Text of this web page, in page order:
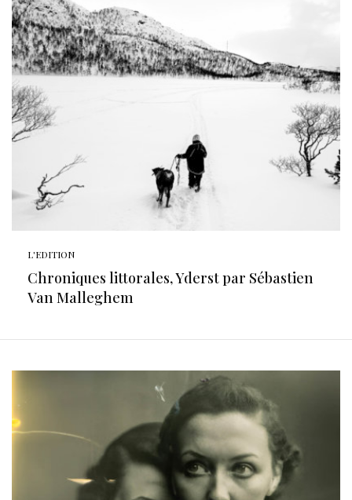
L'EDITION
Chroniques littorales, Yderst par Sébastien
Van Malleghem